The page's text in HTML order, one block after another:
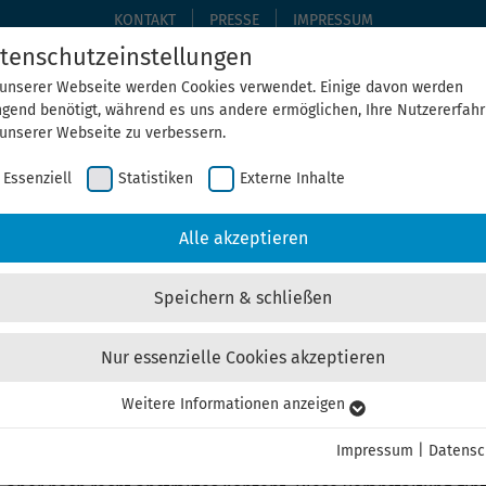
KONTAKT PRESSE IMPRESSUM
THEGA ERLEBEN ÜBER UNS
erkennen,
Webseite werden Cookies verwendet. Einige davon werden
benötigt, während es uns andere ermöglichen, Ihre
Webseite zu verbessern.
Essenziell Statistiken Externe Inhalte
Alle akzeptieren
Speichern & schließen
Nur essenzielle Cookies akzeptieren
Cookies werden für grundlegende Funktionen der Webseite
Weitere Informationen anzeigen
Impressum